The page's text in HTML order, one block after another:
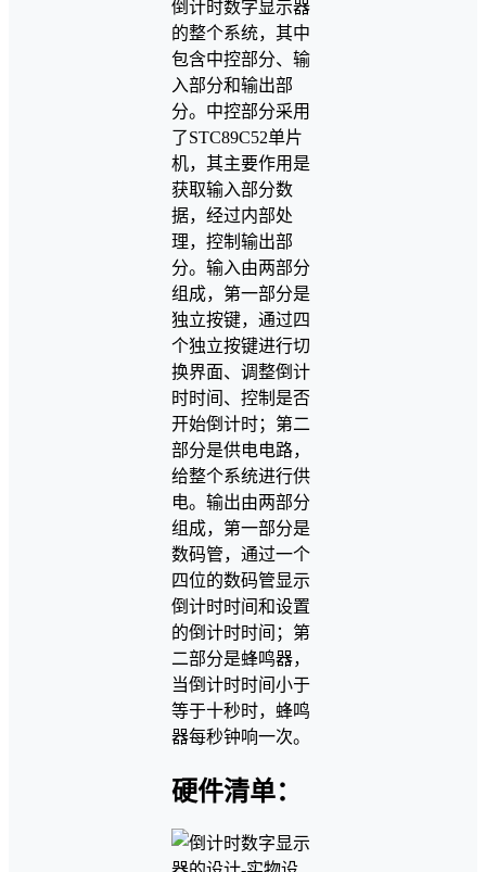
倒计时数字显示器
的整个系统，其中
包含中控部分、输
入部分和输出部
分。中控部分采用
了STC89C52单片
机，其主要作用是
获取输入部分数
据，经过内部处
理，控制输出部
分。输入由两部分
组成，第一部分是
独立按键，通过四
个独立按键进行切
换界面、调整倒计
时时间、控制是否
开始倒计时；第二
部分是供电电路，
给整个系统进行供
电。输出由两部分
组成，第一部分是
数码管，通过一个
四位的数码管显示
倒计时时间和设置
的倒计时时间；第
二部分是蜂鸣器，
当倒计时时间小于
等于十秒时，蜂鸣
器每秒钟响一次。
硬件清单：